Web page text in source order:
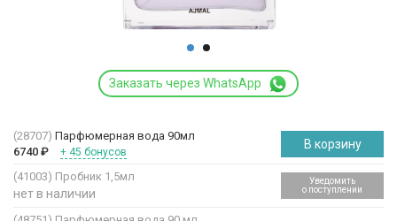
Заказать через WhatsApp
(28707) Парфюмерная вода 90мл
6740 ₽ + 45 бонусов
В корзину
(41003) Пробник 1,5мл
нет в наличии
Уведомить
о поступлении